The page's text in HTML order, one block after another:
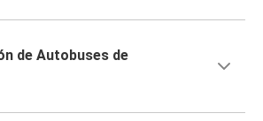
de Autobuses de